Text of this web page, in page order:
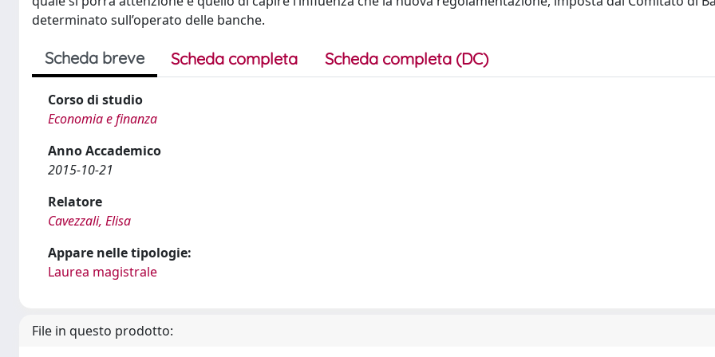
determinato sull’operato delle banche.
Scheda breve Scheda completa Scheda completa (DC)
Corso di studio
Economia e finanza
Anno Accademico
2015-10-21
Relatore
Cavezzali, Elisa
Appare nelle tipologie:
Laurea magistrale
File in questo prodotto: